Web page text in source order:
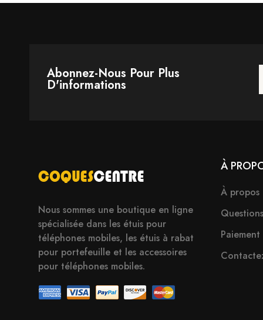
Abonnez-Nous Pour Plus
D'informations
Nous sommes une boutique en ligne
spécialisée dans les étuis pour
téléphones mobiles, les étuis à rabat
pour portefeuille et les accessoires
pour téléphones mobiles.
À
À propos
Paiement